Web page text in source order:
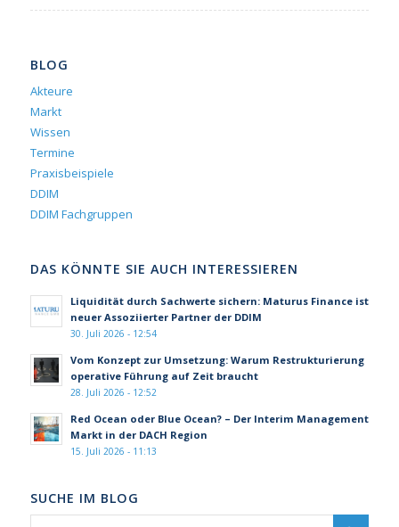
BLOG
Akteure
Markt
Wissen
Termine
Praxisbeispiele
DDIM
DDIM Fachgruppen
DAS KÖNNTE SIE AUCH INTERESSIEREN
Liquidität durch Sachwerte sichern: Maturus Finance ist
neuer Assoziierter Partner der DDIM
30. Juli 2026 - 12:54
Vom Konzept zur Umsetzung: Warum Restrukturierung
operative Führung auf Zeit braucht
28. Juli 2026 - 12:52
Red Ocean oder Blue Ocean? – Der Interim Management
Markt in der DACH Region
15. Juli 2026 - 11:13
SUCHE IM BLOG